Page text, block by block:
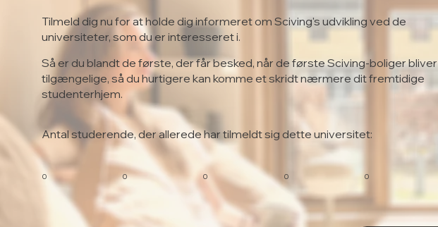
Tilmeld dig nu for at holde dig informeret om Sciving's udvikling ved de
universiteter, som du er interesseret i.
Så er du blandt de første, der får besked, når de første Sciving-boliger bliver
tilgængelige, så du hurtigere kan komme et skridt nærmere dit fremtidige
studenterhjem.
Antal studerende, der allerede har tilmeldt sig dette universitet:
0
0
0
0
0